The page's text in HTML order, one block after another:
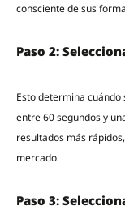
consciente de sus
Paso 2:
Esto determina
entre 60 segundos y
resultados más
mercado.
Paso 3: